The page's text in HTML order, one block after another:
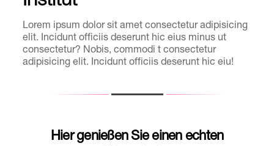
Lorem ipsum dolor sit amet consectetur adipisicing
elit. Incidunt officiis deserunt hic eius minus ut
consectetur? Nobis, commodi t consectetur
adipisicing elit. Incidunt officiis deserunt hic eiu!
Hier genießen Sie einen echten